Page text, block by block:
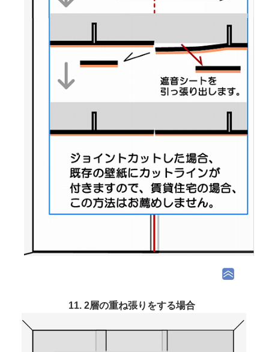
11. 2層の重ね張りをする場合